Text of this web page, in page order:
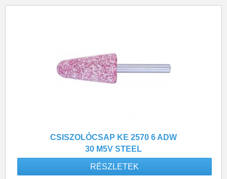
CSISZOLÓCSAP KE 2570 6 ADW
30 M5V STEEL
RÉSZLETEK